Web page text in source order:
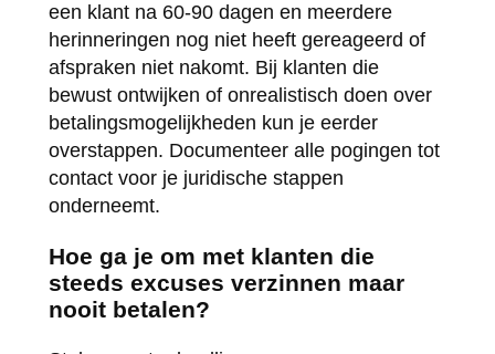
een klant na 60-90 dagen en meerdere
herinneringen nog niet heeft gereageerd of
afspraken niet nakomt. Bij klanten die
bewust ontwijken of onrealistisch doen over
betalingsmogelijkheden kun je eerder
overstappen. Documenteer alle pogingen tot
contact voor je juridische stappen
onderneemt.
Hoe ga je om met klanten die
steeds excuses verzinnen maar
nooit betalen?